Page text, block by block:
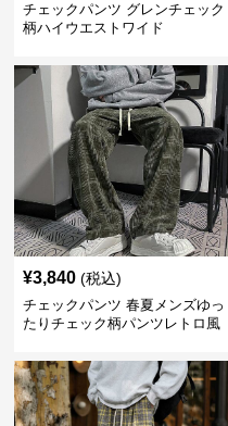
チェックパンツ グレンチェック
柄ハイウエストワイド
¥3,840 (税込)
チェックパンツ 春夏メンズゆっ
たりチェック柄パンツレトロ風